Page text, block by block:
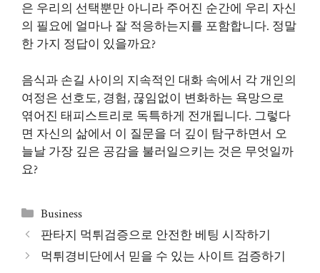
은 우리의 선택뿐만 아니라 주어진 순간에 우리 자신
의 필요에 얼마나 잘 적응하는지를 포함합니다. 정말
한 가지 정답이 있을까요?
음식과 손길 사이의 지속적인 대화 속에서 각 개인의
여정은 선호도, 경험, 끊임없이 변화하는 욕망으로
엮어진 태피스트리로 독특하게 전개됩니다. 그렇다
면 자신의 삶에서 이 질문을 더 깊이 탐구하면서 오
늘날 가장 깊은 공감을 불러일으키는 것은 무엇일까
요?
Categories
Business
판타지 먹튀검증으로 안전한 베팅 시작하기
먹튀경비단에서 믿을 수 있는 사이트 검증하기